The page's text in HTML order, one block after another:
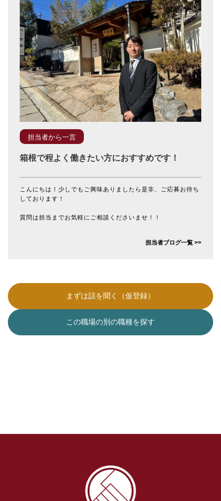
担当者から一言
箱根で程よく働きたい方におすすめです！
こんにちは！少しでもご興味ありましたら是非、ご応募お待ち
しております！
質問は担当までお気軽にご相談くださいませ！！
担当者ブログ一覧 >>
まずは話を聞く（仮登録）
この職場の別の職種を探す